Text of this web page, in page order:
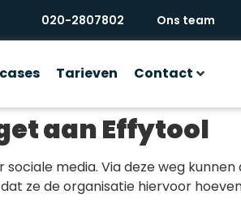
020-2807802 Ons team
Tarieven Contact
aan Effytool
media. Via deze weg
ze de organisatie hiervoor